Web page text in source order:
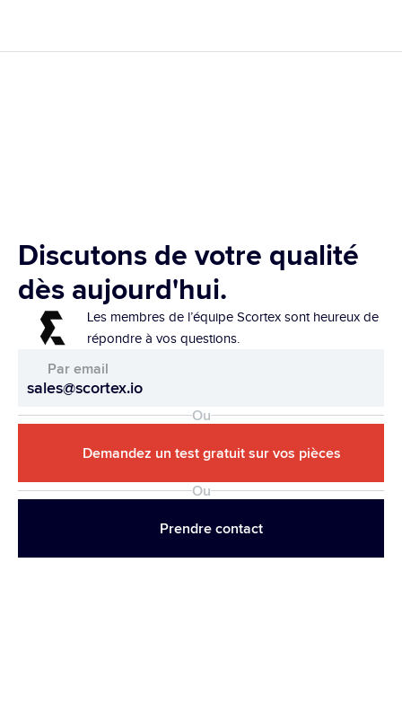
Discutons de votre qualité
dès aujourd'hui.
Les membres de l’équipe Scortex sont heureux de
répondre à vos questions.
Par email
sales@scortex.io
Ou
Demandez un test gratuit sur vos pièces
Ou
Prendre contact